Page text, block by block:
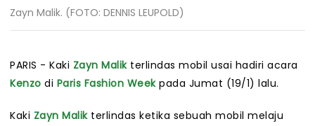
Zayn Malik. (FOTO: DENNIS LEUPOLD)
PARIS - Kaki Zayn Malikterlindas mobil usai hadiri acara
Kenzo di Paris Fashion Weekpada Jumat (19/1) lalu.
Kaki Zayn Malikterlindas ketika sebuah mobil melaju